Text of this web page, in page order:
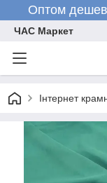
Оптом
ЧАС Маркет
Інтернет